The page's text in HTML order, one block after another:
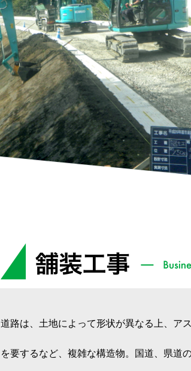
道路は、土地によって形状が異なる上、ア
を要するなど、複雑な構造物。国道、県道